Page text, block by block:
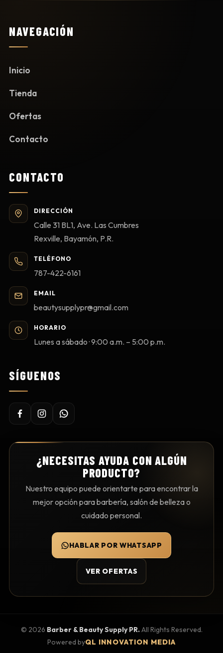
NAVEGACIÓN
Inicio
Tienda
Ofertas
Contacto
CONTACTO
DIRECCIÓN
Calle 31 BL1, Ave. Las Cumbres
Rexville, Bayamón, P.R.
TELÉFONO
787-422-6161
EMAIL
beautysupplypr@gmail.com
HORARIO
Lunes a sábado · 9:00 a.m. – 5:00 p.m.
SÍGUENOS
¿NECESITAS AYUDA CON ALGÚN
PRODUCTO?
Nuestro equipo puede orientarte para encontrar la
mejor opción para barbería, salón de belleza o
cuidado personal.
HABLAR POR WHATSAPP
VER OFERTAS
© 2026 Barber & Beauty Supply PR.All Rights Reserved.
Powered byQL INNOVATION MEDIA